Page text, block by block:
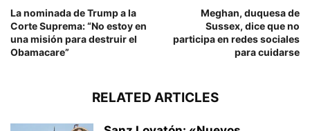
La nominada de Trump a la
Corte Suprema: “No estoy en
una misión para destruir el
Obamacare”
Meghan, duquesa de
Sussex, dice que no
participa en redes sociales
para cuidarse
RELATED ARTICLES